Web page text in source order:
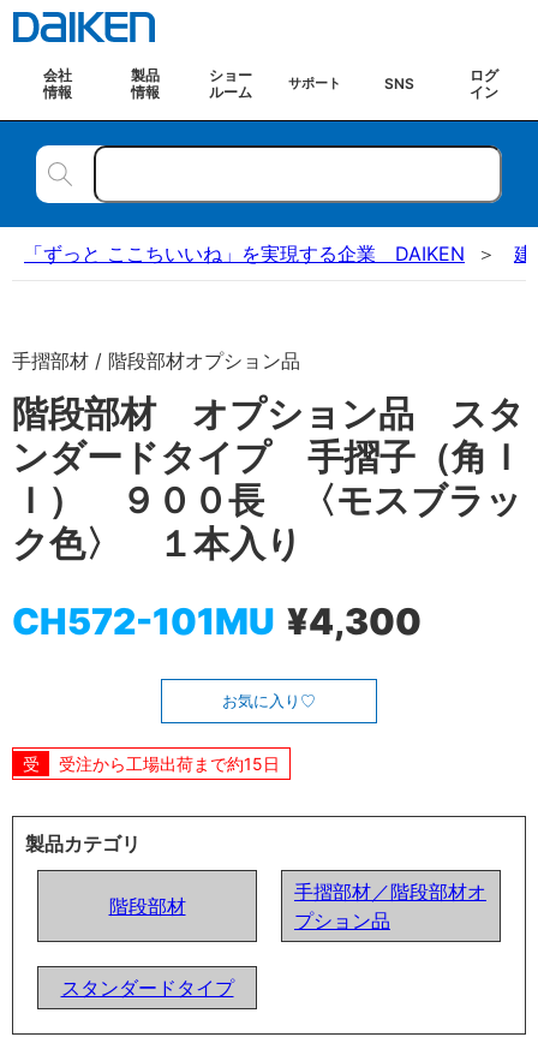
会社
情報
製品
情報
ショー
ルーム
サポート SNS
ログ
イン
「ずっと ここちいいね」を実現する企業 DAIKEN 建
手摺部材 / 階段部材オプション品
階段部材 オプション品 スタ
ンダードタイプ 手摺子（角Ｉ
Ｉ） ９００長 〈モスブラッ
ク色〉 １本入り
CH572-101MU ¥4,300
お気に入り
受注から工場出荷まで約15日
製品カテゴリ
階段部材
手摺部材／階段部材オ
プション品
スタンダードタイプ